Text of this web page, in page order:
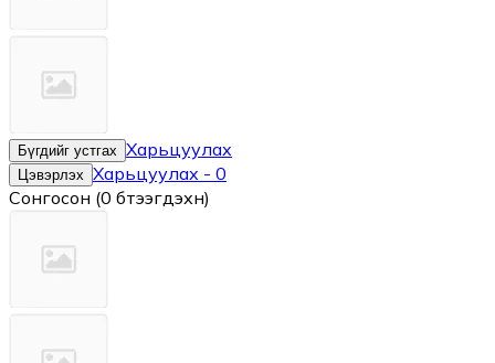
Бүгдийг устгах Харьцуулах
Цэвэрлэх Харьцуулах - 0
Сонгосон (0 бүтээгдэхүүн)